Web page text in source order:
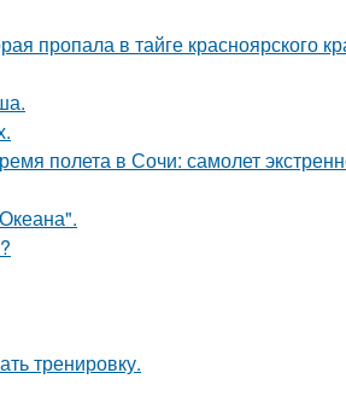
пропала в тайге красноярского
полета в Сочи: самолет
тренировку.